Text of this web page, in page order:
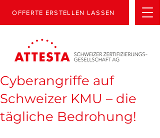
OFFERTE ERSTELLEN LASSEN
Cyberangriffe auf
Schweizer KMU – die
tägliche Bedrohung!